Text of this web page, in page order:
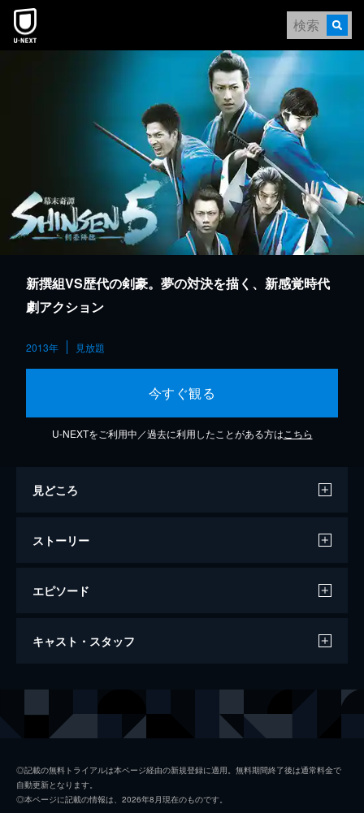
本文へスキップ
新撰組VS歴代の剣豪。夢の対決を描く、新感覚時代
劇アクション
2013年 見放題
今すぐ観る
U-NEXTをご利用中／過去に利用したことがある方は こちら
見どころ
ストーリー
エピソード
幕末奇譚 SHINSEN5 ～剣豪降臨～
相手は何と柳生十兵衛。なぜこの時代に柳生
キャスト・スタッフ
沖田総司 神永圭佑
◎記載の無料トライアルは本ページ経由の新規登録に適用。無料期間終了後は通常料金で
自動更新となります。
◎本ページに記載の情報は、2026年8月現在のものです。